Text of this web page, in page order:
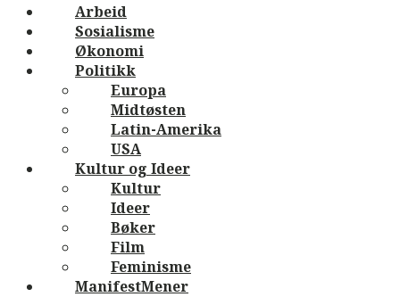
Arbeid
Sosialisme
Økonomi
Politikk
Europa
Midtøsten
Latin-Amerika
USA
Kultur og Ideer
Kultur
Ideer
Bøker
Film
Feminisme
ManifestMener